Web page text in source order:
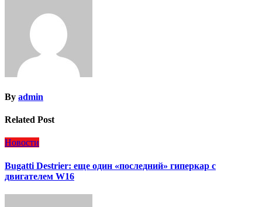
By admin
Related Post
Новости
Bugatti Destrier: еще один «последний» гиперкар с
двигателем W16